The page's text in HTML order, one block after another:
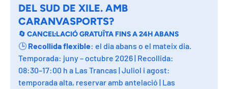
DEL SUD DE XILE. AMB
CARANVASPORTS?
🔄 CANCEL·LACIÓ GRATUÏTA FINS A 24H ABANS
🕒 Recollida flexible: el dia abans o el mateix dia.
Temporada: juny – octubre 2026 | Recollida:
08:30–17:00 h a Las Trancas | Juliol i agost:
temporada alta, reservar amb antelació | Las